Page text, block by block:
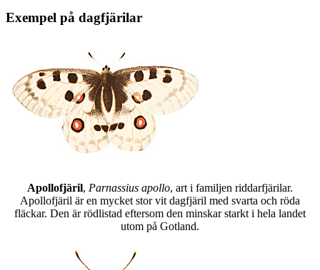
Exempel på dagfjärilar
Apollofjäril, Parnassius apollo, art i familjen riddarfjärilar.
Apollofjäril är en mycket stor vit dagfjäril med svarta och röda
fläckar. Den är rödlistad eftersom den minskar starkt i hela landet
utom på Gotland.